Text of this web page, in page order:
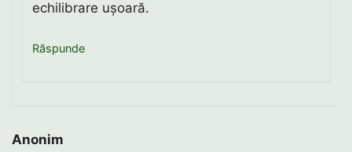
echilibrare ușoară.
Răspunde
Anonim